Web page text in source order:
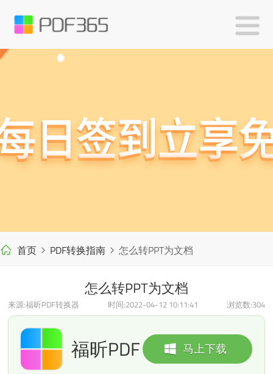
首页 PDF转换指南 怎么转PPT为文档
怎么转PPT为文档
来源:福昕PDF转换器 时间:2022-04-12 10:11:41 浏览数:304
马上下载
福昕PDF